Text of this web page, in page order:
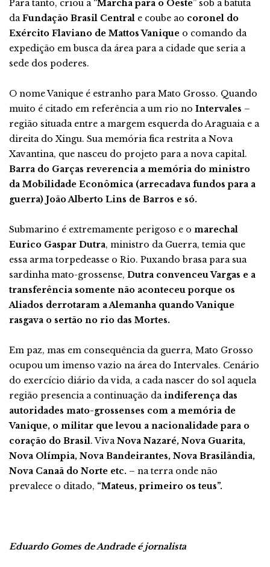
Para tanto, criou a “Marcha para o Oeste” sob a batuta
daFundação Brasil Central e coube ao coronel do
Exército Flaviano de Mattos Vanique o comando da
expedição em busca da área para a cidade que seria a
sede dos poderes.
O nome Vanique é estranho para Mato Grosso. Quando
muito é citado em referência a um rio no Intervales –
região situada entre a margem esquerda do Araguaia e a
direita do Xingu. Sua memória fica restrita a Nova
Xavantina, que nasceu do projeto para a nova capital.
Barra do Garças reverencia a memória do ministro
da Mobilidade Econômica (arrecadava fundos para a
guerra) João Alberto Lins de Barros e só.
Submarino é extremamente perigoso e o marechal
Eurico Gaspar Dutra, ministro da Guerra, temia que
essa arma torpedeasse o Rio. Puxando brasa para sua
sardinha mato-grossense, Dutra convenceu Vargas e a
transferência somente não aconteceu porque os
Aliados derrotaram a Alemanha quando Vanique
rasgava o sertão no rio das Mortes.
Em paz, mas em consequência da guerra, Mato Grosso
ocupou um imenso vazio na área do Intervales. Cenário
do exercício diário da vida, a cada nascer do sol aquela
região presencia a continuação daindiferença das
autoridades mato-grossenses com a memória de
Vanique, o militar que levou a nacionalidade para o
coração do Brasil. VivaNova Nazaré, Nova Guarita,
Nova Olímpia, Nova Bandeirantes, Nova Brasilândia,
Nova Canaã do Norte etc. – na terra onde não
prevalece o ditado, “Mateus, primeiro os teus”.
Eduardo Gomes de Andrade é jornalista